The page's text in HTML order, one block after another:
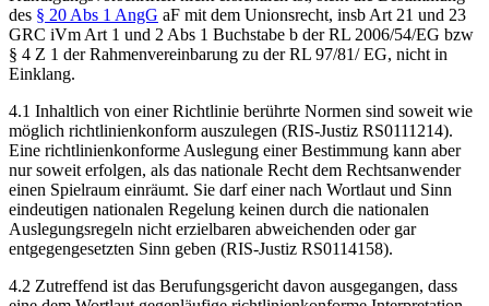
des § 20 Abs 1 AngG aF mit dem Unionsrecht, insb Art 21 und 23
GRC iVm Art 1 und 2 Abs 1 Buchstabe b der RL 2006/54/EG bzw
§ 4 Z 1 der Rahmenvereinbarung zu der RL 97/81/ EG, nicht in
Einklang.
4.1 Inhaltlich von einer Richtlinie berührte Normen sind soweit wie
möglich richtlinienkonform auszulegen (RIS-Justiz RS0111214).
Eine richtlinienkonforme Auslegung einer Bestimmung kann aber
nur soweit erfolgen, als das nationale Recht dem Rechtsanwender
einen Spielraum einräumt. Sie darf einer nach Wortlaut und Sinn
eindeutigen nationalen Regelung keinen durch die nationalen
Auslegungsregeln nicht erzielbaren abweichenden oder gar
entgegengesetzten Sinn geben (RIS-Justiz RS0114158).
4.2 Zutreffend ist das Berufungsgericht davon ausgegangen, dass